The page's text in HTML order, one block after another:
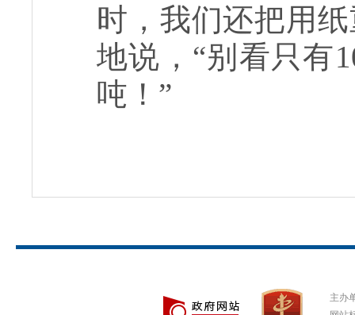
时，我们还把用
地说，“别看只有
吨！”
主办